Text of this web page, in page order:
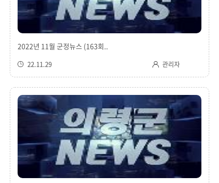
2022년 11월 군정뉴스 (163회..
22.11.29 관리자